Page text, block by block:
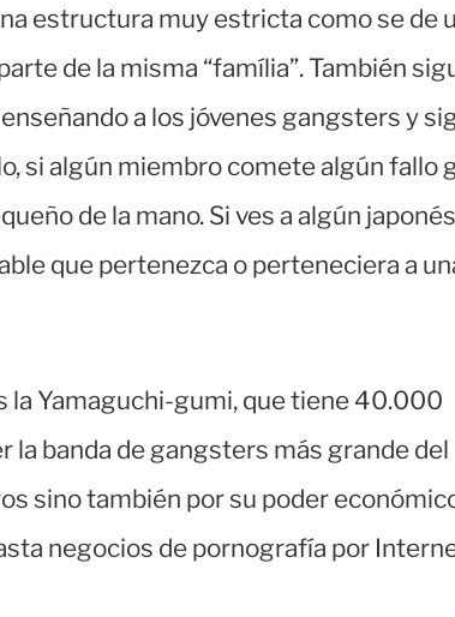
estructura muy estricta como se de
de la misma “família”. También
a los jóvenes gangsters y
si algún miembro comete algún fallo
de la mano. Si ves a algún
que pertenezca o perteneciera a
la Yamaguchi-gumi, que tiene 40.000
la banda de gangsters más grande del
sino también por su poder
negocios de pornografía por